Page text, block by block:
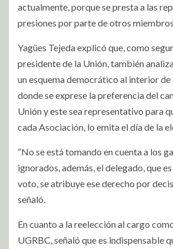
actualmente, porque se presta a las
presiones por parte de otros
Yagües Tejeda explicó que, como
presidente de la Unión, también
un esquema democrático al interior de
donde se exprese la preferencia del
Unión y este sea representativo para
cada Asociación, lo emita el día de la
“No se está tomando en cuenta a los
ignorados, además, el delegado, que
voto, se atribuye ese derecho por
señaló.
En cuanto a la reelección al cargo
UGRBC, señaló que es indispensable